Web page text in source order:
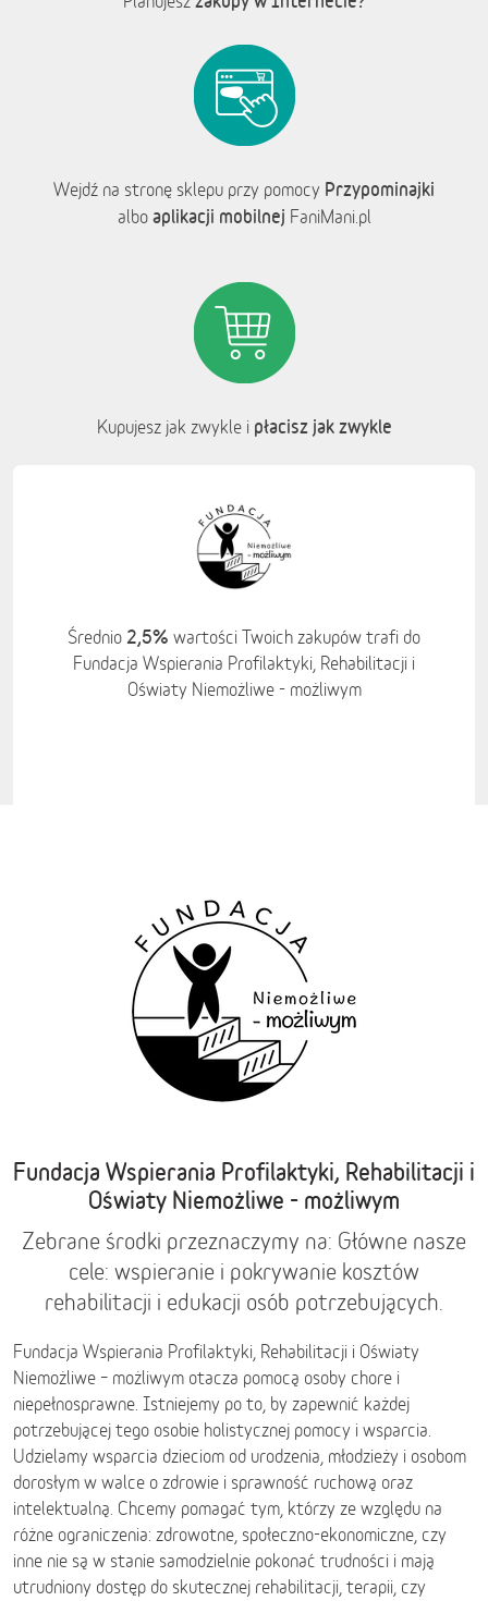
Wejdź na stronę sklepu przy pomocy Przypominajki
albo aplikacji mobilnej FaniMani.pl
Kupujesz jak zwykle i płacisz jak zwykle
Średnio 2,5% wartości Twoich zakupów trafi do
Fundacja Wspierania Profilaktyki, Rehabilitacji i
Oświaty Niemożliwe - możliwym
Fundacja Wspierania Profilaktyki, Rehabilitacji i
Oświaty Niemożliwe - możliwym
Zebrane środki przeznaczymy na: Główne nasze
cele: wspieranie i pokrywanie kosztów
rehabilitacji i edukacji osób potrzebujących.
Fundacja Wspierania Profilaktyki, Rehabilitacji i Oświaty
Niemożliwe – możliwym otacza pomocą osoby chore i
niepełnosprawne. Istniejemy po to, by zapewnić każdej
potrzebującej tego osobie holistycznej pomocy i wsparcia.
Udzielamy wsparcia dzieciom od urodzenia, młodzieży i osobom
dorosłym w walce o zdrowie i sprawność ruchową oraz
intelektualną. Chcemy pomagać tym, którzy ze względu na
różne ograniczenia: zdrowotne, społeczno-ekonomiczne, czy
inne nie są w stanie samodzielnie pokonać trudności i mają
utrudniony dostęp do skutecznej rehabilitacji, terapii, czy